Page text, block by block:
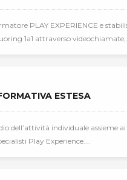
PLAY EXPERIENCE e
1a1 attraverso
ESTESA
dell’attività individuale assieme ai
Play Experience....